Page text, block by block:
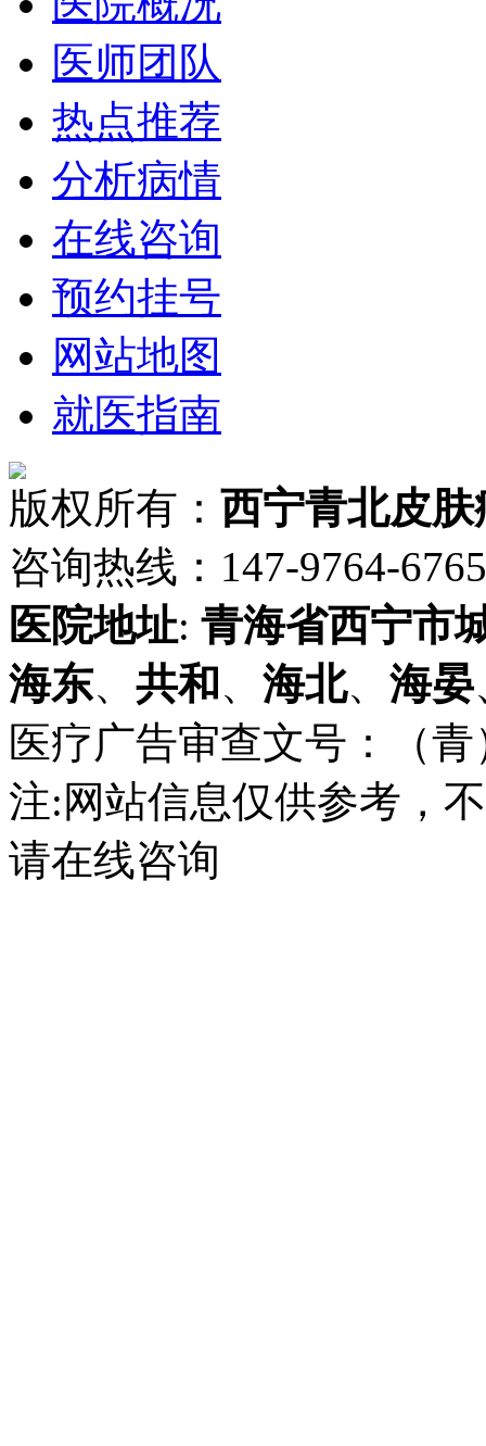
医师团队
热点推荐
分析病情
在线咨询
预约挂号
网站地图
就医指南
版权所有： 西宁青北皮肤
咨询热线：147-9764-
医院地址: 青海省西宁市
海东、 共和 、 海北、 海晏
医疗广告审查文号：（
注:网站信息仅供参考，
请在线咨询